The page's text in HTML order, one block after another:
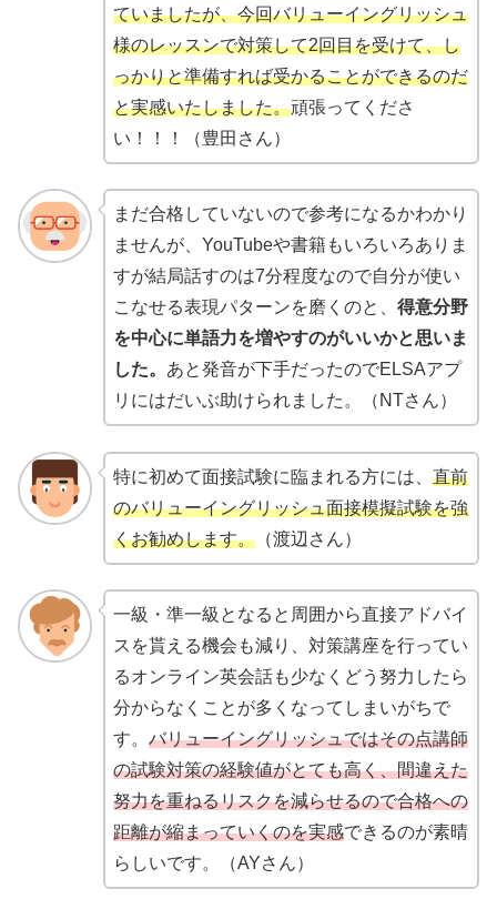
ていましたが、今回バリューイングリッシュ
様のレッスンで対策して2回目を受けて、し
っかりと準備すれば受かることができるのだ
と実感いたしました。頑張ってくださ
い！！！（豊田さん）
まだ合格していないので参考になるかわかり
ませんが、YouTubeや書籍もいろいろありま
すが結局話すのは7分程度なので自分が使い
こなせる表現パターンを磨くのと、 得意分野
を中心に単語力を増やすのがいいかと思いま
した。 あと発音が下手だったのでELSAアプ
リにはだいぶ助けられました。（NTさん）
特に初めて面接試験に臨まれる方には、 直前
のバリューイングリッシュ面接模擬試験を強
くお勧めします。（渡辺さん）
一級・準一級となると周囲から直接アドバイ
スを貰える機会も減り、対策講座を行ってい
るオンライン英会話も少なくどう努力したら
分からなくことが多くなってしまいがちで
す。 バリューイングリッシュではその点講師
の試験対策の経験値がとても高く、間違えた
努力を重ねるリスクを減らせるので合格への
距離が縮まっていくのを実感できるのが素晴
らしいです。（AYさん）